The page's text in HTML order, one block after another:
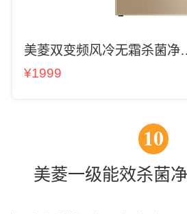
美菱双变频风冷无霜杀菌净
冰箱
¥1999
10
美菱一级能效杀菌